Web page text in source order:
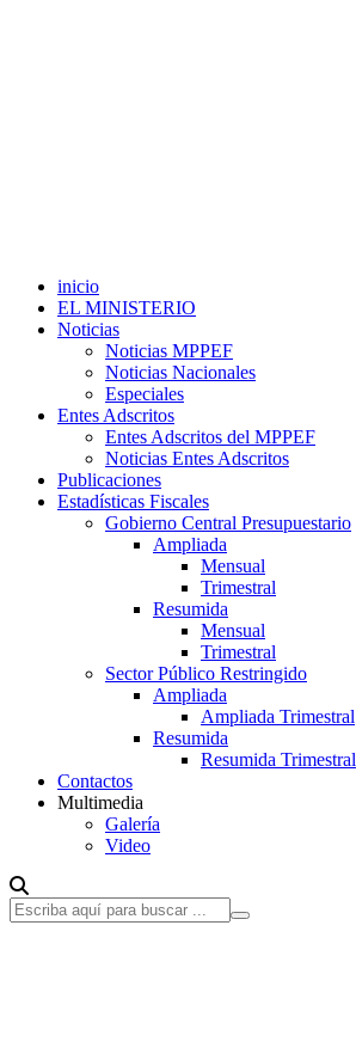
inicio
EL MINISTERIO
Noticias
Noticias MPPEF
Noticias Nacionales
Especiales
Entes Adscritos
Entes Adscritos del MPPEF
Noticias Entes Adscritos
Publicaciones
Estadísticas Fiscales
Gobierno Central Presupuestario
Ampliada
Mensual
Trimestral
Resumida
Mensual
Trimestral
Sector Público Restringido
Ampliada
Ampliada Trimestral
Resumida
Resumida Trimestral
Contactos
Multimedia
Galería
Video